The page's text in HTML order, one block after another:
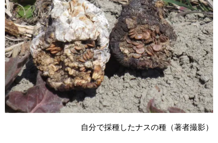
自分で採種したナスの種（著者撮影）